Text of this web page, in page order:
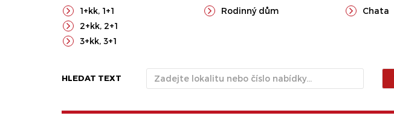
1+kk, 1+1
2+kk, 2+1
3+kk, 3+1
Rodinný dům
Chata
HLEDAT TEXT